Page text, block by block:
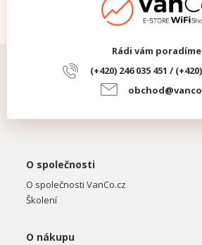
Rádi vám
(+420) 246 035 451 /
O společnosti
O společnosti VanCo.cz
Školení
O nákupu